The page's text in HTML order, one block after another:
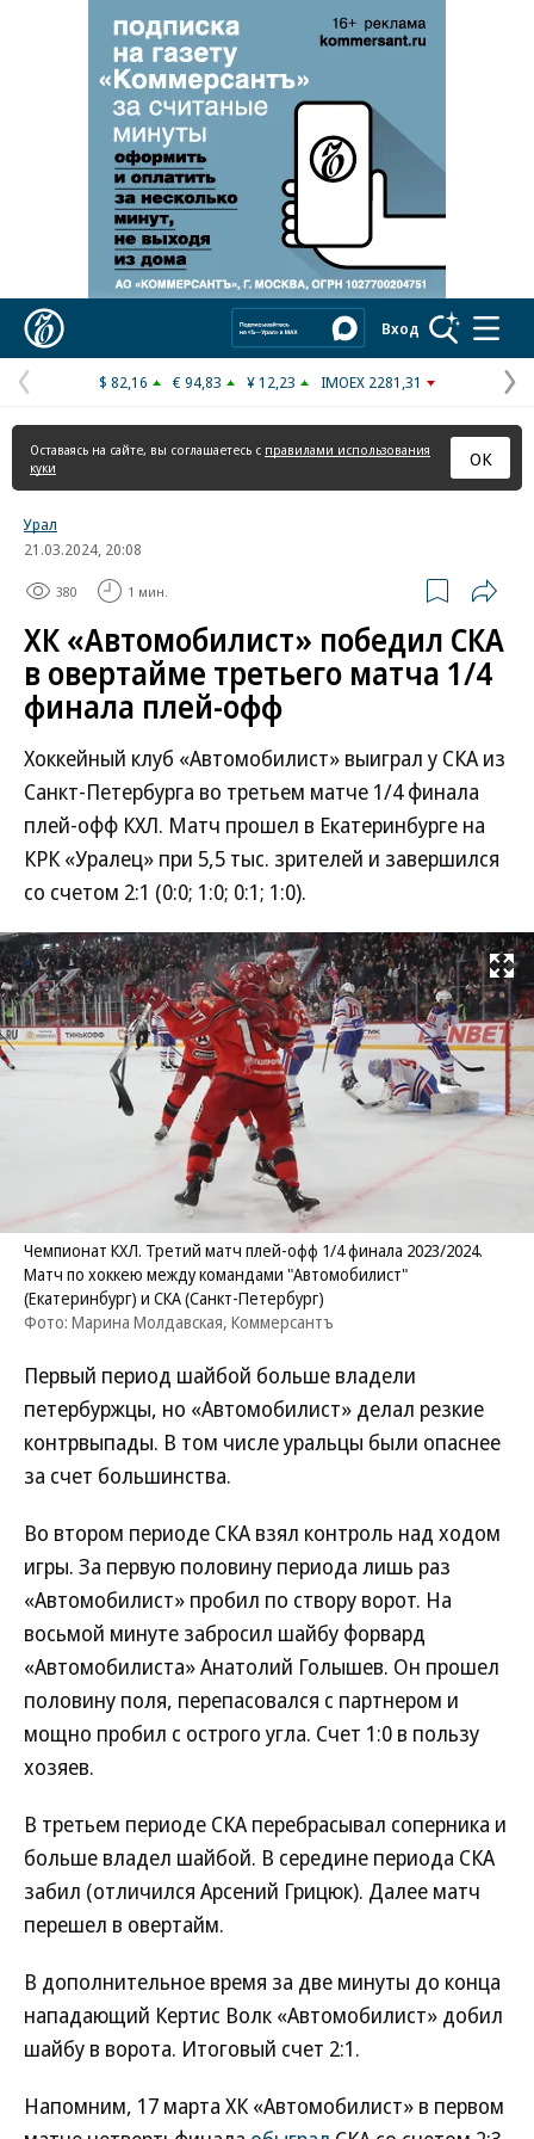
Реклама в «Ъ» www.kommersant.ru/ad
Вход
Предыдущая
страница
$ 82,16 € 94,83 ¥ 12,23 IMOEX 2281,31
Оставаясь на сайте, вы соглашаетесь с правилами использования
куки
ОК
Урал
21.03.2024, 20:08
380 1 мин.
ХК «Автомобилист» победил СКА
в овертайме третьего матча 1/4
финала плей-офф
Хоккейный клуб «Автомобилист» выиграл у СКА из
Санкт-Петербурга во третьем матче 1/4 финала
плей-офф КХЛ. Матч прошел в Екатеринбурге на
КРК «Уралец» при 5,5 тыс. зрителей и завершился
со счетом 2:1 (0:0; 1:0; 0:1; 1:0).
Развернуть
Чемпионат КХЛ. Третий матч плей-офф 1/4 финала 2023/2024.
Матч по хоккею между командами "Автомобилист"
(Екатеринбург) и СКА (Санкт-Петербург)
Фото: Марина Молдавская, Коммерсантъ
Первый период шайбой больше владели
петербуржцы, но «Автомобилист» делал резкие
контрвыпады. В том числе уральцы были опаснее
за счет большинства.
Во втором периоде СКА взял контроль над ходом
игры. За первую половину периода лишь раз
«Автомобилист» пробил по створу ворот. На
восьмой минуте забросил шайбу форвард
«Автомобилиста» Анатолий Голышев. Он прошел
половину поля, перепасовался с партнером и
мощно пробил с острого угла. Счет 1:0 в пользу
хозяев.
В третьем периоде СКА перебрасывал соперника и
больше владел шайбой. В середине периода СКА
забил (отличился Арсений Грицюк). Далее матч
перешел в овертайм.
В дополнительное время за две минуты до конца
нападающий Кертис Волк «Автомобилист» добил
шайбу в ворота. Итоговый счет 2:1.
Напомним, 17 марта ХК «Автомобилист» в первом